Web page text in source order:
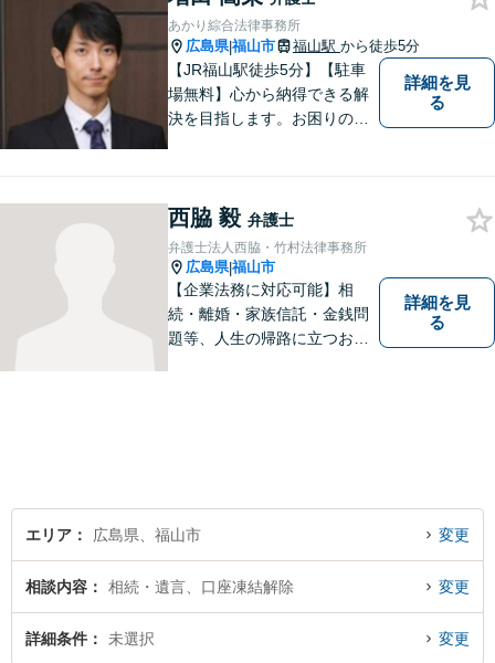
さい。あなたの気持ちに寄り
添い、丁寧にお応えします。
あかり綜合法律事務所
広島県|福山市 福山駅 から徒歩5分
【JR福山駅徒歩5分】【駐車
場無料】心から納得できる解
決を目指します。お困りの方
詳細を見
る
西脇 毅 弁護士
弁護士法人西脇・竹村法律事務所
広島県|福山市
【企業法務に対応可能】相
続・離婚・家族信託・金銭問
題等、人生の帰路に立つお客
詳細を見
る
エリア 広島県、福山市 変更
相談内容 相続・遺言、口座凍結解除 変更
詳細条件 未選択 変更